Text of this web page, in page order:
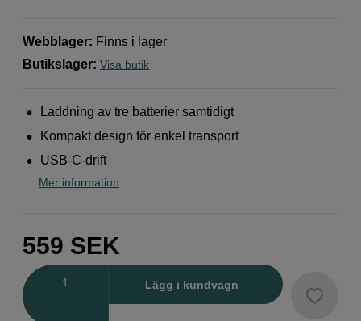
Webblager: Finns i lager
Butikslager: Visa butik
Laddning av tre batterier samtidigt
Kompakt design för enkel transport
USB-C-drift
Mer information
559 SEK
Lägg i kundvagn